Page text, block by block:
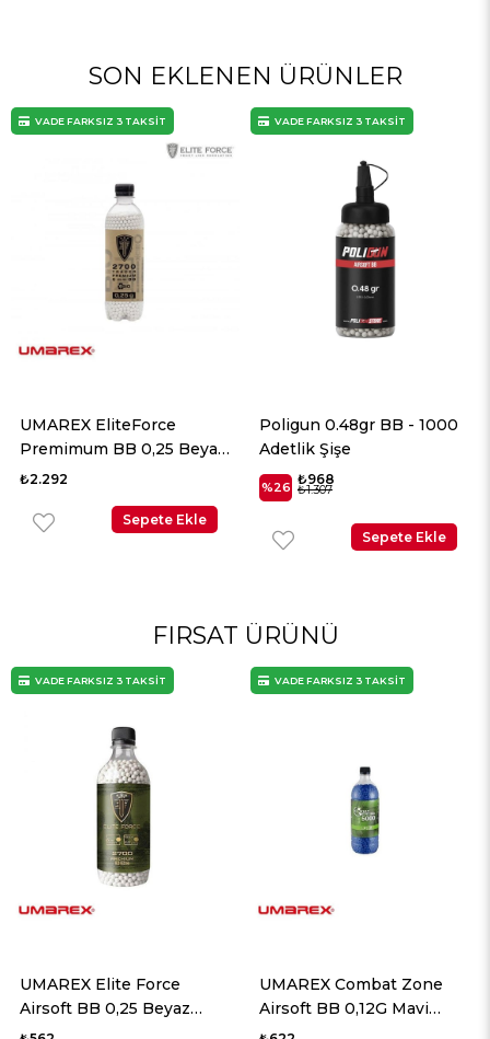
SON EKLENEN ÜRÜNLER
UMAREX EliteForce
Premimum BB 0,25 Beyaz
2700 Adet
₺2.292
Sepete Ekle
VADE FARKSIZ 3 TAKSİT
Poligun 0.48gr BB - 1000
Adetlik Şişe
%26 ₺968
₺1.307
Sepete Ekle
VADE FARKSIZ 3 TAKSİT
FIRSAT ÜRÜNÜ
UMAREX Elite Force
Airsoft BB 0,25 Beyaz
2700 Adet
VADE FARKSIZ 3 TAKSİT
UMAREX Combat Zone
Airsoft BB 0,12G Mavi
5000 Adet
VADE FARKSIZ 3 TAKSİT